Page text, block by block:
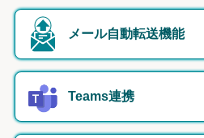
メール自動転送機能
Teams連携